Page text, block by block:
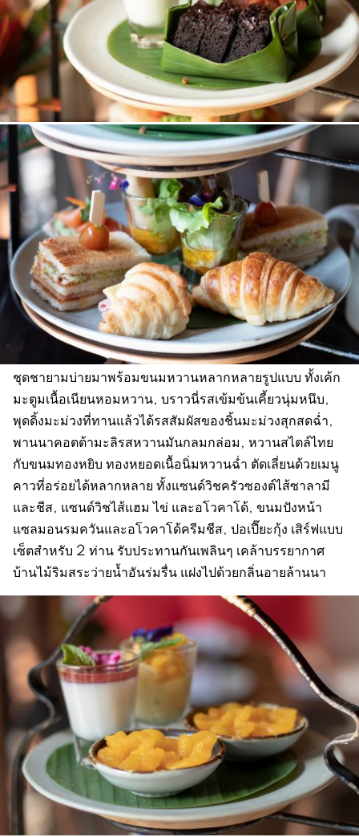
ชุดชายามบ่ายมาพร้อมขนมหวานหลากหลายรูปแบบ ทั้งเค้ก
มะตูมเนื้อเนียนหอมหวาน, บราวนี่รสเข้มข้นเคี้ยวนุ่มหนึบ,
พุดดิ้งมะม่วงที่ทานแล้วได้รสสัมผัสของชิ้นมะม่วงสุกสดฉ่ำ,
พานนาคอตต้ามะลิรสหวานมันกลมกล่อม, หวานสไตล์ไทย
กับขนมทองหยิบ ทองหยอดเนื้อนิ่มหวานฉ่ำ ตัดเลี่ยนด้วยเมนู
คาวที่อร่อยได้หลากหลาย ทั้งแซนด์วิชครัวซองต์ไส้ซาลามี
และชีส, แซนด์วิชไส้แฮม ไข่ และอโวคาโด้, ขนมปังหน้า
แซลมอนรมควันและอโวคาโด้ครีมชีส, ปอเปี๊ยะกุ้ง เสิร์ฟแบบ
เซ็ตสำหรับ 2 ท่าน รับประทานกันเพลินๆ เคล้าบรรยากาศ
บ้านไม้ริมสระว่ายน้ำอันร่มรื่น แฝงไปด้วยกลิ่นอายล้านนา